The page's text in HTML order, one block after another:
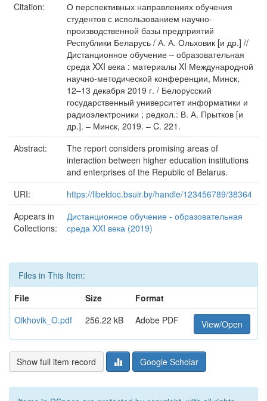
Citation:
О перспективных направлениях обучения
студентов с использованием научно-
производственной базы предприятий
Республики Беларусь / А. А. Ольховик [и др.] //
Дистанционное обучение – образовательная
среда XXI века : материалы XI Международной
научно-методической конференции, Минск,
12–13 декабря 2019 г. / Белорусский
государственный университет информатики и
радиоэлектроники ; редкол.: В. А. Прытков [и
др.]. – Минск, 2019. – C. 221.
Abstract:
The report considers promising areas of
interaction between higher education institutions
and enterprises of the Republic of Belarus.
URI:
https://libeldoc.bsuir.by/handle/123456789/38364
Appears in
Collections:
Дистанционное обучение - образовательная
среда XXI века (2019)
Files in This Item:
File
Size
Format
Olkhovik_O.pdf
256.22 kB Adobe PDF View/Open
Show full item record Google Scholar